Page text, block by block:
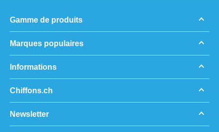
Gamme de produits
Marques populaires
Informations
Chiffons.ch
Newsletter